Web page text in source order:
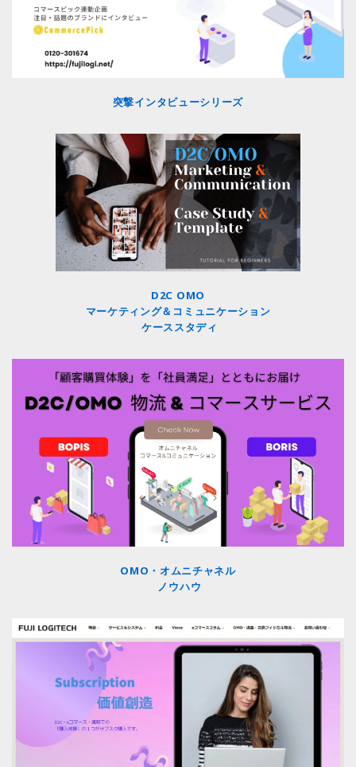
突撃インタビューシリーズ
D2C OMO
マーケティング＆コミュニケーション
ケーススタディ
OMO・オムニチャネル
ノウハウ